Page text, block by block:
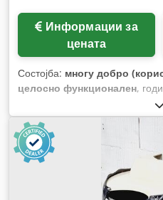
цената
Состојба: многу добро
целосно функционален,
DGUV до:08/2027, вкупна
фреквенција:
50 Hz ,